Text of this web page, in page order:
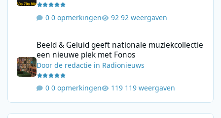
0 opmerkingen 92 weergaven
Beeld & Geluid geeft nationale muziekcollectie
een nieuwe plek met Fonos
Doorde redactie in Radionieuws
0 opmerkingen 119 weergaven